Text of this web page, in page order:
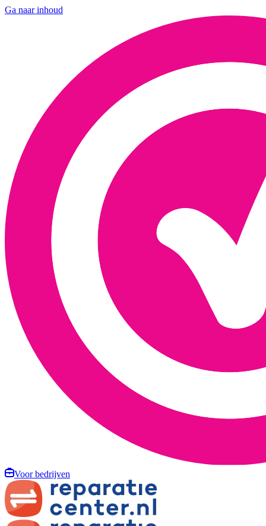
Ga naar inhoud
Voor bedrijven